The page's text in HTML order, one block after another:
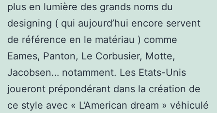
plus en lumière des grands noms du
designing ( qui aujourd’hui encore servent
de référence en le matériau ) comme
Eames, Panton, Le Corbusier, Motte,
Jacobsen… notamment. Les Etats-Unis
joueront prépondérant dans la création de
ce style avec « L’American dream » véhiculé